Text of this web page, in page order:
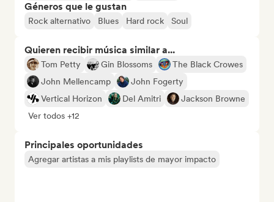
Géneros que le gustan
Rock alternativo Blues Hard rock Soul
Quieren recibir música similar a...
Tom Petty Gin Blossoms
The Black Crowes
John Mellencamp
John Fogerty
Vertical Horizon
Del Amitri
Jackson Browne
Ver todos +12
Principales oportunidades
Agregar artistas a mis playlists de mayor impacto